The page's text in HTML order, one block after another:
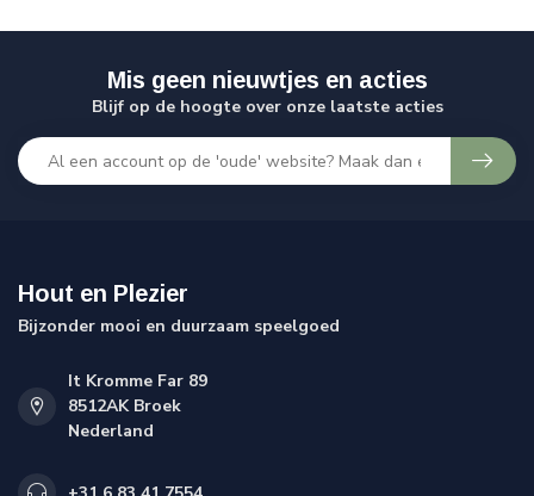
Mis geen nieuwtjes en acties
Blijf op de hoogte over onze laatste acties
Hout en Plezier
Bijzonder mooi en duurzaam speelgoed
It Kromme Far 89
8512AK Broek
Nederland